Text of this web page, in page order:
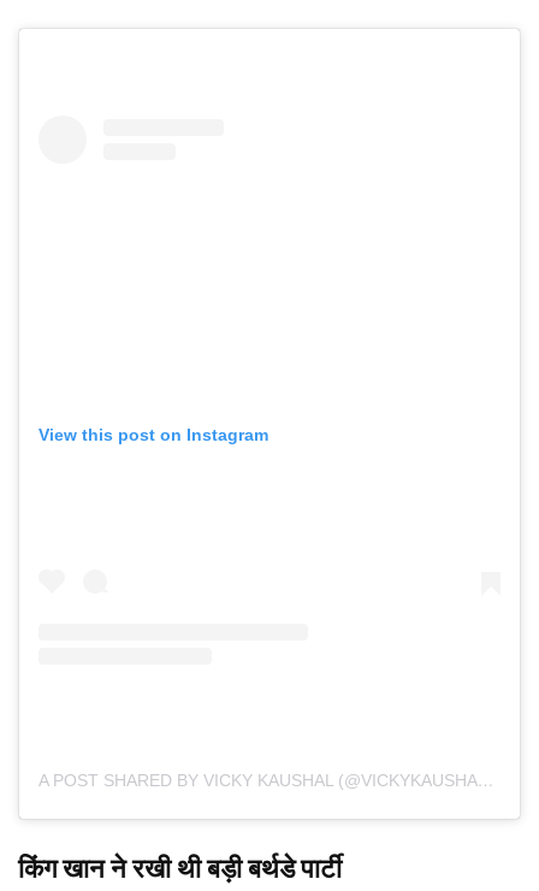
View this post on Instagram
A POST SHARED BY VICKY KAUSHAL (@VICKYKAUSHAL09)
किंग खान ने रखी थी बड़ी बर्थडे पार्टी